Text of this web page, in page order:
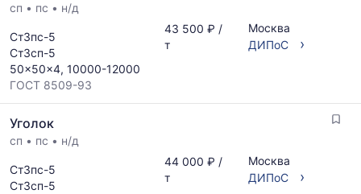
сп • пс • н/д
Ст3пс-5
Ст3сп-5
50x50x4, 10000-12000
ГОСТ 8509-93
43 500 ₽ /
т
Москва
ДИПоС
›
Уголок
сп • пс • н/д
Ст3пс-5
Ст3сп-5
44 000 ₽ /
т
Москва
ДИПоС
›